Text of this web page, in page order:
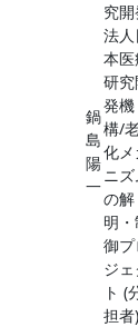
鍋
島
陽
一
究
法
本
研
発機
構/
化
ニ
の解
明
御
ジ
ト (
担者)